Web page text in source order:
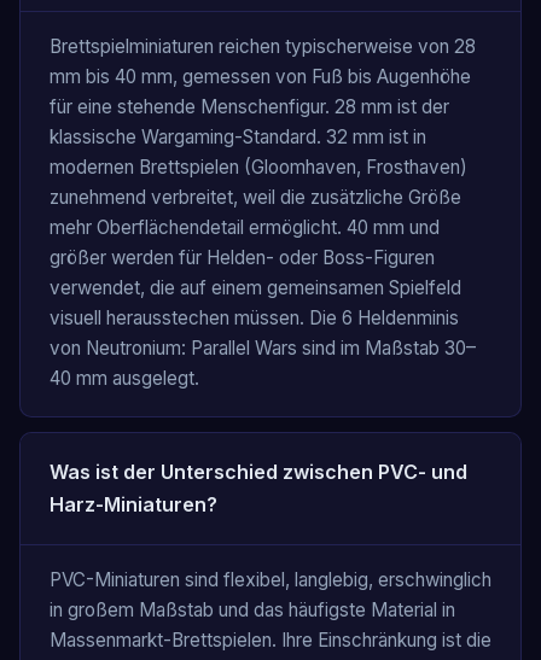
Brettspielminiaturen reichen typischerweise von 28
mm bis 40 mm, gemessen von Fuß bis Augenhöhe
für eine stehende Menschenfigur. 28 mm ist der
klassische Wargaming-Standard. 32 mm ist in
modernen Brettspielen (Gloomhaven, Frosthaven)
zunehmend verbreitet, weil die zusätzliche Größe
mehr Oberflächendetail ermöglicht. 40 mm und
größer werden für Helden- oder Boss-Figuren
verwendet, die auf einem gemeinsamen Spielfeld
visuell herausstechen müssen. Die 6 Heldenminis
von Neutronium: Parallel Wars sind im Maßstab 30–
40 mm ausgelegt.
Was ist der Unterschied zwischen PVC- und
Harz-Miniaturen?
PVC-Miniaturen sind flexibel, langlebig, erschwinglich
in großem Maßstab und das häufigste Material in
Massenmarkt-Brettspielen. Ihre Einschränkung ist die